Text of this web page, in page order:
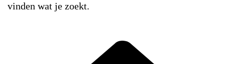
vinden wat je zoekt.